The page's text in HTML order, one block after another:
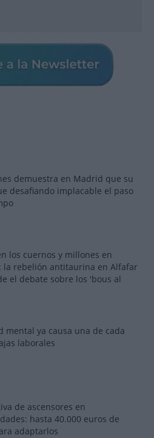
demuestra en Madrid que su
desafiando implacable el paso
los cuernos y millones en
la rebelión antitaurina en Alfafar
el debate sobre los 'bous al
mental ya causa una de cada
laborales
de ascensores en
hasta 40.000 euros de
adaptarlos